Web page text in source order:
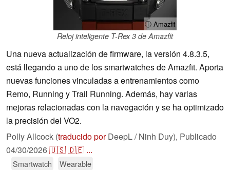
ⓘ Amazfit
Reloj inteligente T-Rex 3 de Amazfit
Una nueva actualización de firmware, la versión 4.8.3.5,
está llegando a uno de los smartwatches de Amazfit. Aporta
nuevas funciones vinculadas a entrenamientos como
Remo, Running y Trail Running. Además, hay varias
mejoras relacionadas con la navegación y se ha optimizado
la precisión del VO2.
Polly Allcock (traducido porDeepL / Ninh Duy), Publicado
04/30/2026🇺🇸🇩🇪 ...
Smartwatch Wearable